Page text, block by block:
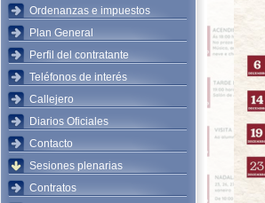
Ordenanzas e impuestos
Plan General
Perfil del contratante
Teléfonos de interés
Callejero
Diarios Oficiales
Contacto
Sesiones plenarias
Contratos